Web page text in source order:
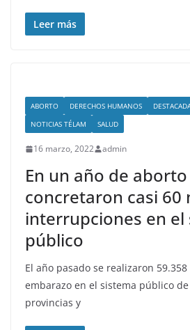
Leer más
ABORTO DERECHOS HUMANOS
NOTICIAS TÉLAM
SALUD
16 marzo, 2022 admin
En un año de
concretaron casi 60
interrupciones en el
público
El año pasado se realizaron
embarazo en el sistema público
provincias y